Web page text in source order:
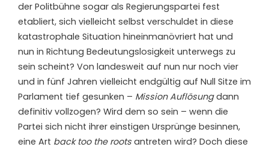
der Politbühne sogar als Regierungspartei fest
etabliert, sich vielleicht selbst verschuldet in diese
katastrophale Situation hineinmanövriert hat und
nun in Richtung Bedeutungslosigkeit unterwegs zu
sein scheint? Von landesweit auf nun nur noch vier
und in fünf Jahren vielleicht endgültig auf Null Sitze im
Parlament tief gesunken – Mission Auflösungdann
definitiv vollzogen? Wird dem so sein – wenn die
Partei sich nicht ihrer einstigen Ursprünge besinnen,
eine Art back too the roots antreten wird? Doch diese